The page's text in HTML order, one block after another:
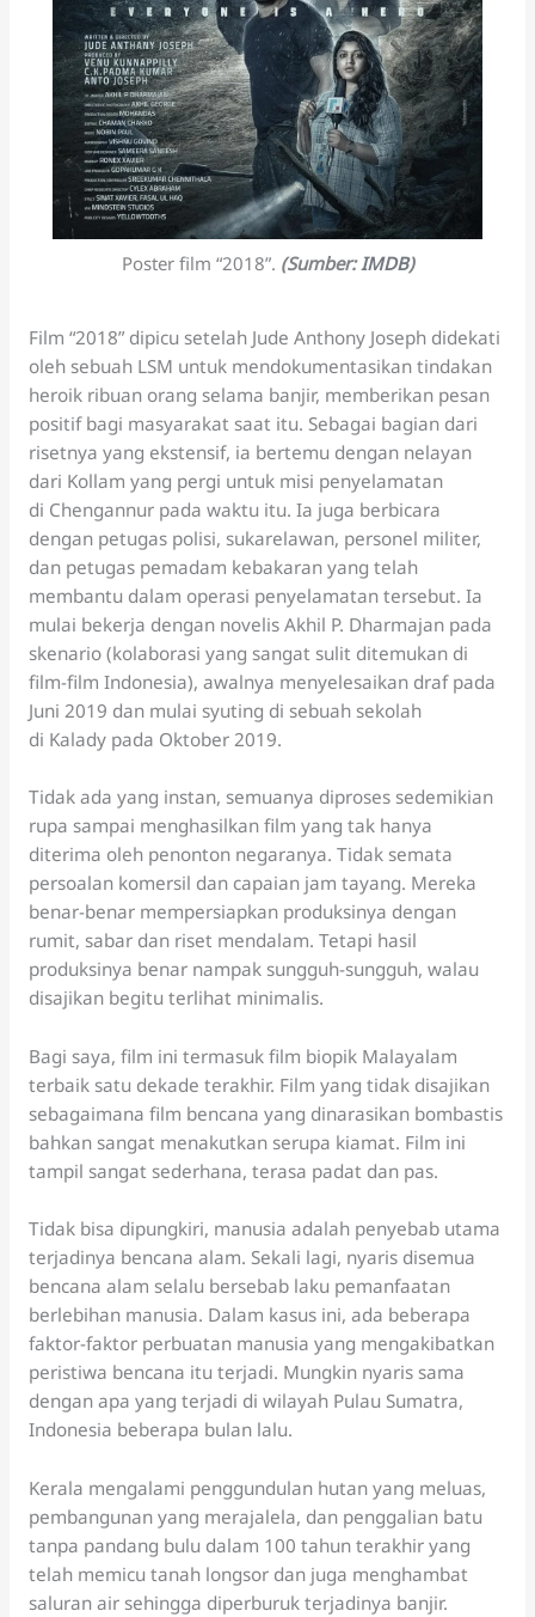
Poster film “2018”. (Sumber:IMDB)
Film “2018” dipicu setelah Jude Anthony Joseph didekati
oleh sebuah LSM untuk mendokumentasikan tindakan
heroik ribuan orang selama banjir, memberikan pesan
positif bagi masyarakat saat itu. Sebagai bagian dari
risetnya yang ekstensif, ia bertemu dengan nelayan
dari Kollam yang pergi untuk misi penyelamatan
di Chengannur pada waktu itu. Ia juga berbicara
dengan petugas polisi, sukarelawan, personel militer,
dan petugas pemadam kebakaran yang telah
membantu dalam operasi penyelamatan tersebut. Ia
mulai bekerja dengan novelis Akhil P. Dharmajan pada
skenario (kolaborasi yang sangat sulit ditemukan di
film-film Indonesia), awalnya menyelesaikan draf pada
Juni 2019 dan mulai syuting di sebuah sekolah
di Kalady pada Oktober 2019.
Tidak ada yang instan, semuanya diproses sedemikian
rupa sampai menghasilkan film yang tak hanya
diterima oleh penonton negaranya. Tidak semata
persoalan komersil dan capaian jam tayang. Mereka
benar-benar mempersiapkan produksinya dengan
rumit, sabar dan riset mendalam. Tetapi hasil
produksinya benar nampak sungguh-sungguh, walau
disajikan begitu terlihat minimalis.
Bagi saya, film ini termasuk film biopik Malayalam
terbaik satu dekade terakhir. Film yang tidak disajikan
sebagaimana film bencana yang dinarasikan bombastis
bahkan sangat menakutkan serupa kiamat. Film ini
tampil sangat sederhana, terasa padat dan pas.
Tidak bisa dipungkiri, manusia adalah penyebab utama
terjadinya bencana alam. Sekali lagi, nyaris disemua
bencana alam selalu bersebab laku pemanfaatan
berlebihan manusia. Dalam kasus ini, ada beberapa
faktor-faktor perbuatan manusia yang mengakibatkan
peristiwa bencana itu terjadi. Mungkin nyaris sama
dengan apa yang terjadi di wilayah Pulau Sumatra,
Indonesia beberapa bulan lalu.
Kerala mengalami penggundulan hutan yang meluas,
pembangunan yang merajalela, dan penggalian batu
tanpa pandang bulu dalam 100 tahun terakhir yang
telah memicu tanah longsor dan juga menghambat
saluran air sehingga diperburuk terjadinya banjir.